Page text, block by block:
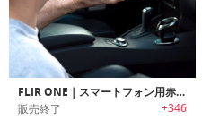
FLIR ONE｜スマートフォン用赤外線サーモグラフィーユニット 「フリアーワン」
販売終了 +346